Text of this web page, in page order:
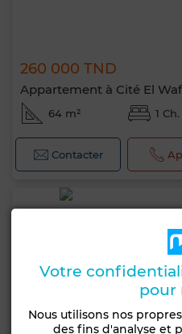
260 000 TND
Appartement à Cité El
64 m² 1 Ch.
Contacter
Votre
pour
Nous utilisons nos
des fins d'analyse et